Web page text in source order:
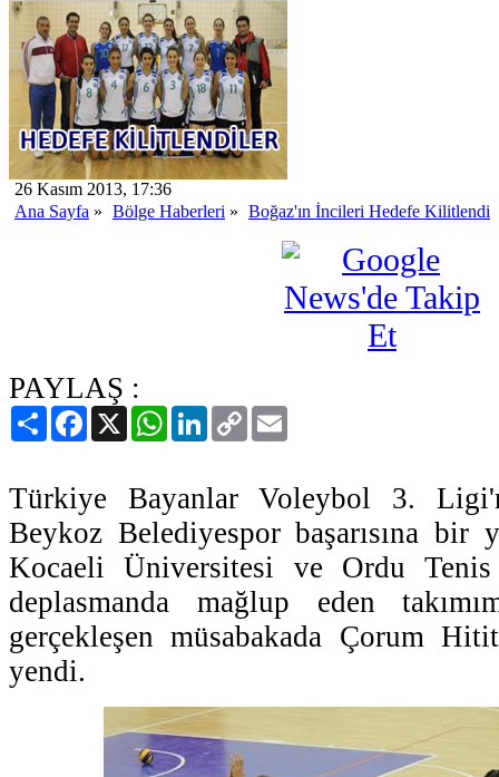
26 Kasım 2013, 17:36
Ana Sayfa » Bölge Haberleri » Boğaz'ın İncileri Hedefe Kilitlendi
PAYLAŞ :
PaylaşFacebook
X WhatsAppLinkedIn
Copy
Link
Türkiye Bayanlar Voleybol 3.
Beykoz Belediyespor başarısına bir
Kocaeli Üniversitesi ve Ordu Tenis
deplasmanda mağlup eden
gerçekleşen müsabakada Çorum
yendi.